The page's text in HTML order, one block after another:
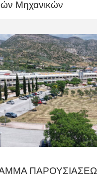
Μηχανικών